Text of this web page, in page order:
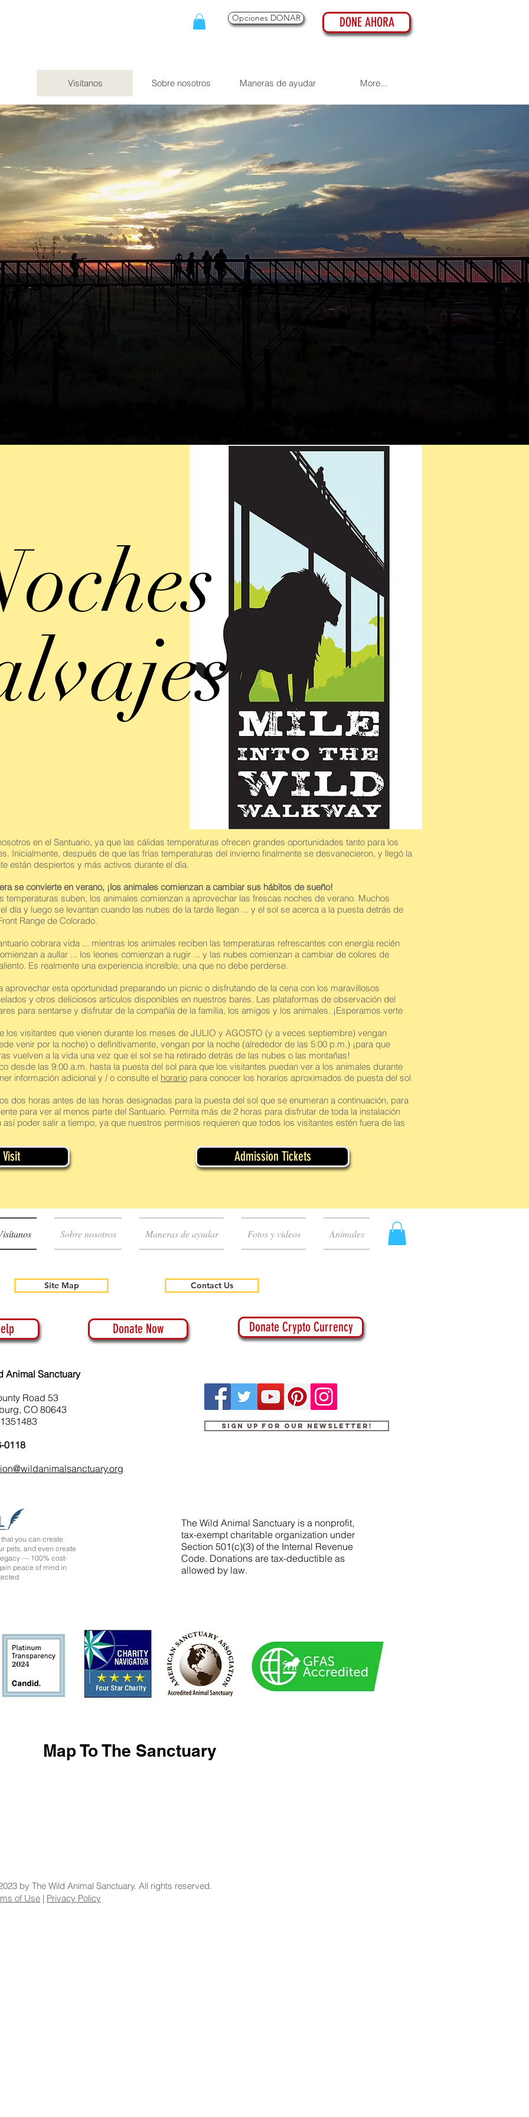
Opciones DONAR DONE AHORA
Visítanos Sobre nosotros Maneras de ayudar More...
en el Santuario, ya que las cálidas temperaturas ofrecen grandes oportunidades tanto para los
Inicialmente, después de que las frías temperaturas del invierno finalmente se desvanecieron, y llegó la
están despiertos y más activos durante el día.
se convierte en verano, ¡los animales comienzan a cambiar sus hábitos de sueño!
temperaturas suben, los animales comienzan a aprovechar las frescas noches de verano. Muchos
día y luego se levantan cuando las nubes de la tarde llegan ... y el sol se acerca a la puesta detrás de
Range de Colorado.
cobrara vida ... mientras los animales reciben las temperaturas refrescantes con energía recién
a aullar ... los leones comienzan a rugir ... y las nubes comienzan a cambiar de colores de
Es realmente una experiencia increíble, una que no debe perderse.
esta oportunidad preparando un picnic o disfrutando de la cena con los maravillosos
y otros deliciosos artículos disponibles en nuestros bares. Las plataformas de observación del
para sentarse y disfrutar de la compañía de la familia, los amigos y los animales. ¡Esperamos verte
los visitantes que vienen durante los meses de JULIO y AGOSTO (y a veces septiembre) vengan
venir por la noche) o definitivamente, vengan por la noche (alrededor de las 5:00 p.m.) ¡para que
vuelven a la vida una vez que el sol se ha retirado detrás de las nubes o las montañas!
desde las 9:00 a.m. hasta la puesta del sol para que los visitantes puedan ver a los animales durante
información adicional y / o consulte el horario para conocer los horarios aproximados de puesta del sol
dos horas antes de las horas designadas para la puesta del sol que se enumeran a continuación, para
para ver al menos parte del Santuario. Permita más de 2 horas para disfrutar de toda la instalación
poder salir a tiempo, ya que nuestros permisos requieren que todos los visitantes estén fuera de las
Admission Tickets
Sobre nosotros Maneras de ayudar Fotos y videos Animales
Site Map Contact Us
Donate Now Donate Crypto Currency
Animal Sanctuary
Road 53
CO 80643
0118
you can create
pets, and even create
— 100% cost-
peace of mind in
Sign up for our newsletter!
The Wild Animal Sanctuary is a nonprofit,
tax-exempt charitable organization under
Section 501(c)(3) of the Internal Revenue
Code. Donations are tax-deductible as
allowed by law.
Map To The Sanctuary
by The Wild Animal Sanctuary. All rights reserved.
of Use | Privacy Policy